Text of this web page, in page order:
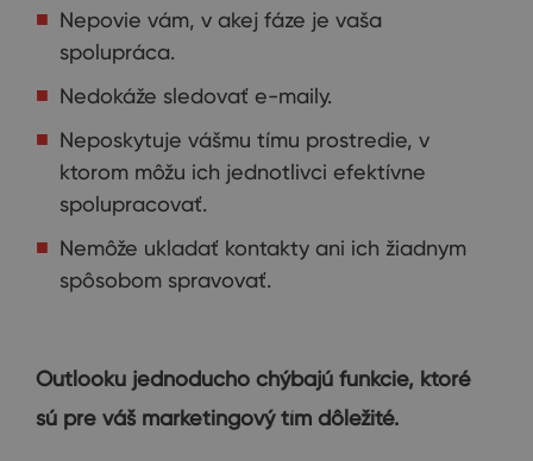
Nepovie vám, v akej fáze je vaša
spolupráca.
Nedokáže sledovať e-maily.
Neposkytuje vášmu tímu prostredie, v
ktorom môžu ich jednotlivci efektívne
spolupracovať.
Nemôže ukladať kontakty ani ich žiadnym
spôsobom spravovať.
Outlooku jednoducho chýbajú funkcie, ktoré
sú pre váš marketingový tím dôležité.